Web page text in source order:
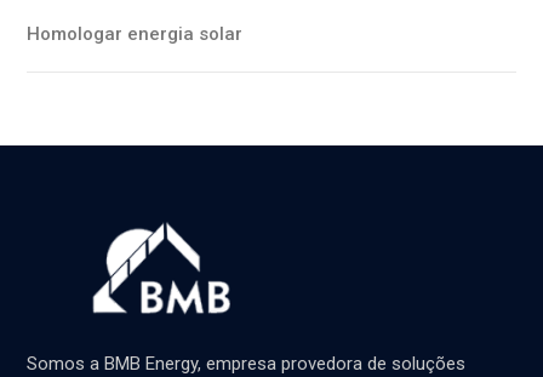
Homologar energia solar
Somos a BMB Energy, empresa provedora de soluções